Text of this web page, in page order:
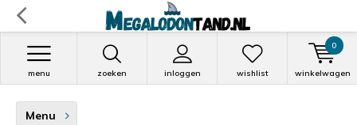
zoeken inloggen
menu wishlist winkelwagen
0
Menu